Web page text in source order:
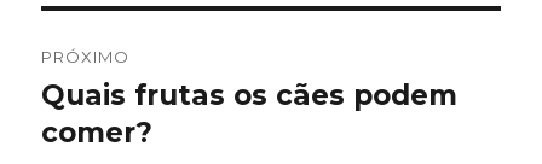
PRÓXIMO
Próximo
post:
Quais frutas os cães podem
comer?